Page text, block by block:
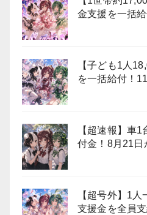
金支援を一括
【子ども1人
を一括給付！
【超速報】車
付金！8月21日
【超号外】1
支援金を全員